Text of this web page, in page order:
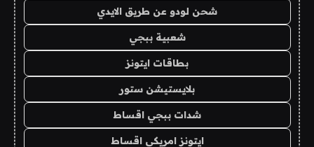
شحن لودو عن طريق الايدي
شعبية ببجي
بطاقات ايتونز
بلايستيشن ستور
شدات ببجي اقساط
ايتونز امريكي اقساط